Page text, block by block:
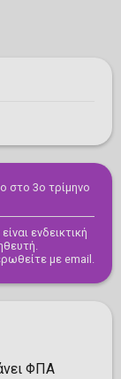
στο 3ο τρίμηνο
ενδεικτική
με email.
ΦΠΑ